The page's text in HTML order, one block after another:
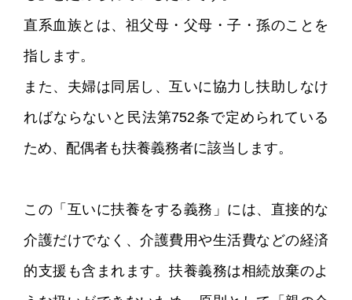
直系血族とは、祖父母・父母・子・孫のことを
指します。
また、夫婦は同居し、互いに協力し扶助しなけ
ればならないと民法第752条で定められている
ため、配偶者も扶養義務者に該当します。
この「互いに扶養をする義務」には、直接的な
介護だけでなく、介護費用や生活費などの経済
的支援も含まれます。扶養義務は相続放棄のよ